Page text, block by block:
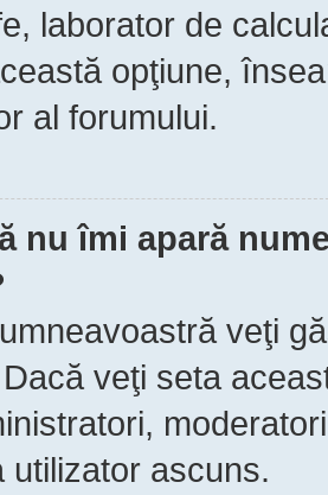
laborator de
opţiune,
al forumului.
nu îmi apară
veţi
veţi seta
utilizator ascuns.